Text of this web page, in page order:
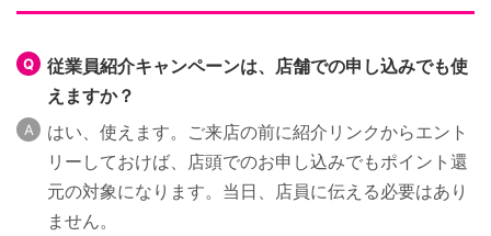
従業員紹介キャンペーンは、店舗での申し込みでも使
えますか？
はい、使えます。ご来店の前に紹介リンクからエント
リーしておけば、店頭でのお申し込みでもポイント還
元の対象になります。当日、店員に伝える必要はあり
ません。